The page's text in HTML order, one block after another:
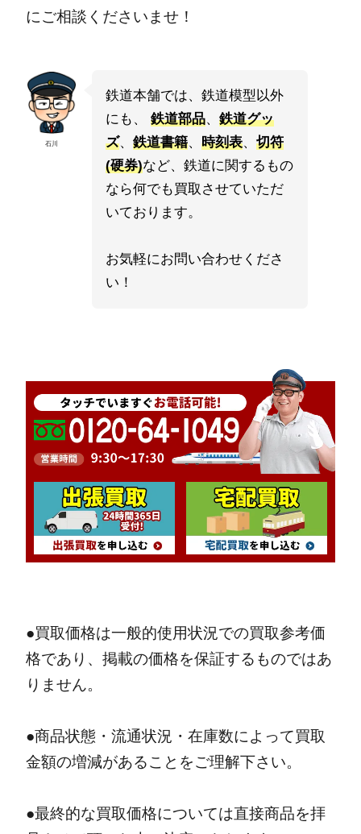
にご相談くださいませ！
石川
鉄道本舗では、鉄道模型以外
にも、 鉄道部品、 鉄道グッ
ズ、 鉄道書籍、 時刻表、 切符
(硬券)など、鉄道に関するもの
なら何でも買取させていただ
いております。
お気軽にお問い合わせくださ
い！
●買取価格は一般的使用状況での買取参考価
格であり、掲載の価格を保証するものではあ
りません。
●商品状態・流通状況・在庫数によって買取
金額の増減があることをご理解下さい。
●最終的な買取価格については直接商品を拝